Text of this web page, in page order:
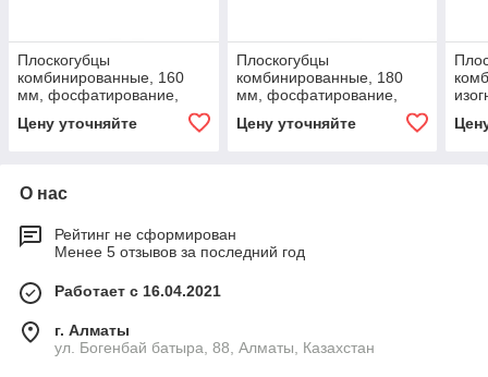
Плоскогубцы
комбинированные, 160
мм, фосфатирование,
рукоятки. СИБРТЕХ
Цену уточняйте
Плоскогубцы
комбинированные, 180
мм, фосфатирование,
рукоятки. СИБРТЕХ
Цену уточняйте
О нас
Рейтинг не сформирован
Менее 5 отзывов за последний год
Работает с 16.04.2021
г. Алматы
ул. Богенбай батыра, 88, Алматы, Казахстан